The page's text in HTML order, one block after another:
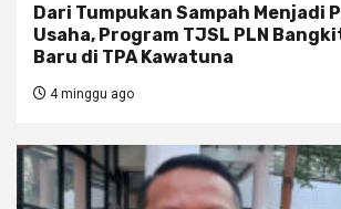
Dari Tumpukan Sampah Menjadi
Usaha, Program TJSL PLN
Baru di TPA Kawatuna
4 minggu ago